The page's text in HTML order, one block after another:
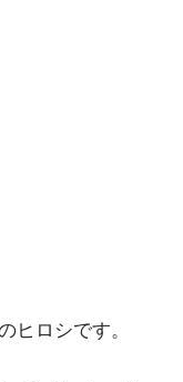
ヒロシです。